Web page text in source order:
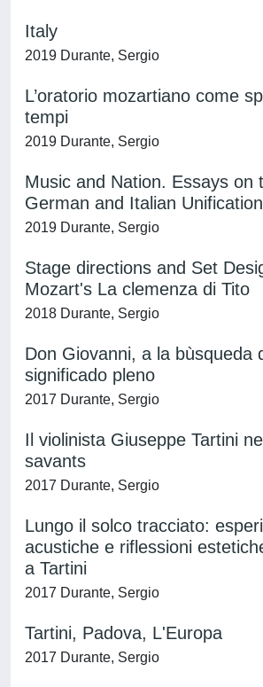
Italy
2019 Durante, Sergio
L’oratorio mozartiano come
tempi
2019 Durante, Sergio
Music and Nation. Essays on
German and Italian
2019 Durante, Sergio
Stage directions and Set
Mozart's La clemenza di Tito
2018 Durante, Sergio
Don Giovanni, a la bùsqueda
significado pleno
2017 Durante, Sergio
Il violinista Giuseppe Tartini
savants
2017 Durante, Sergio
Lungo il solco tracciato:
acustiche e riflessioni
a Tartini
2017 Durante, Sergio
Tartini, Padova, L'Europa
2017 Durante, Sergio